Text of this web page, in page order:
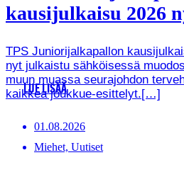
kausijulkaisu 2026
TPS Juniorijalkapallon
nyt julkaistu sähköisessä
muun muassa seurajohdon
kaikkea joukkue-esittelyt.[…]
LUE LISÄÄ
01.08.2026
Miehet, Uutiset